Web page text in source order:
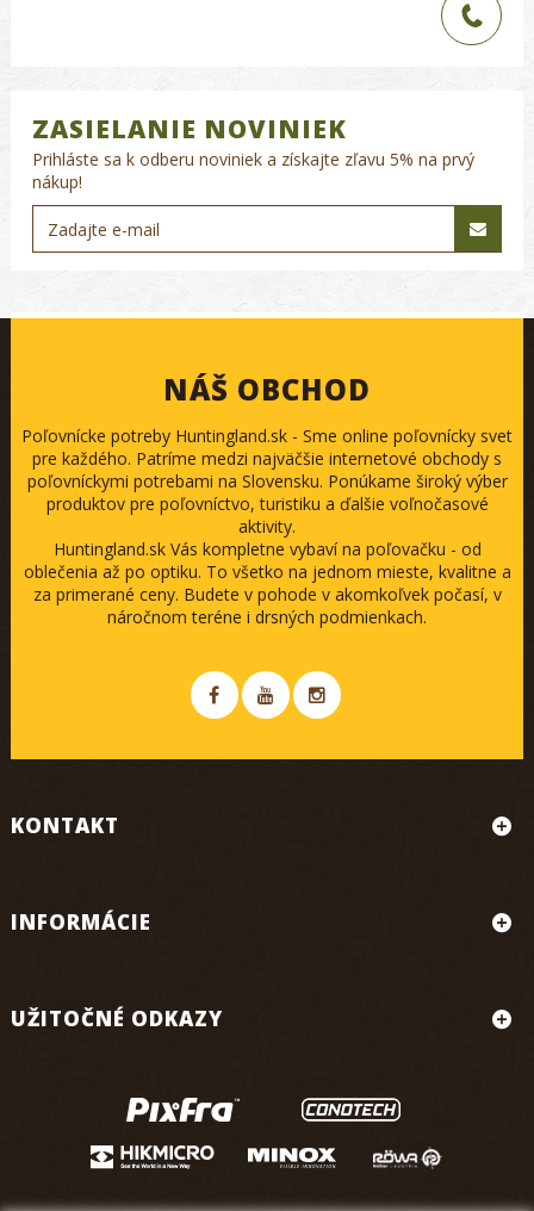
ZASIELANIE NOVINIEK
Prihláste sa k odberu noviniek a získajte zľavu 5% na prvý
nákup!
NÁŠ OBCHOD
Poľovnícke potreby Huntingland.sk - Sme online poľovnícky svet
pre každého. Patríme medzi najväčšie internetové obchody s
poľovníckymi potrebami na Slovensku. Ponúkame široký výber
produktov pre poľovníctvo, turistiku a ďalšie voľnočasové
aktivity.
Huntingland.sk Vás kompletne vybaví na poľovačku - od
oblečenia až po optiku. To všetko na jednom mieste, kvalitne a
za primerané ceny. Budete v pohode v akomkoľvek počasí, v
náročnom teréne i drsných podmienkach.
KONTAKT
INFORMÁCIE
UŽITOČNÉ ODKAZY